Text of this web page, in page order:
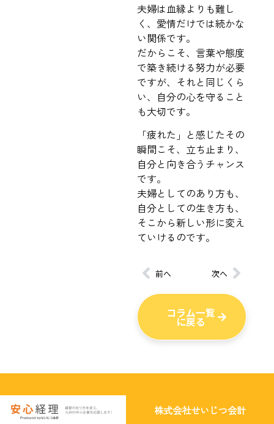
夫婦は血縁よりも難し
く、愛情だけでは続かな
い関係です。
だからこそ、言葉や態度
で築き続ける努力が必要
ですが、それと同じくら
い、自分の心を守ること
も大切です。
「疲れた」と感じたその
瞬間こそ、立ち止まり、
自分と向き合うチャンス
です。
夫婦としてのあり方も、
自分としての生き方も、
そこから新しい形に変え
ていけるのです。
前へ 次へ
コラム一覧
に戻る
株式会社せいじつ会計